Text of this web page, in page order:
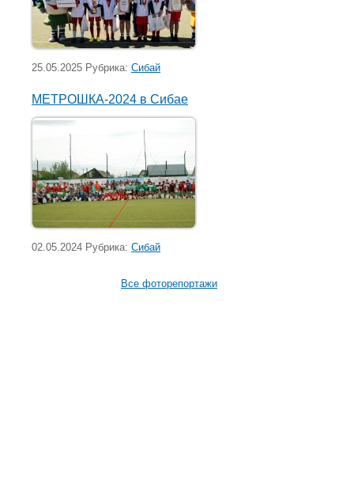
25.05.2025 Рубрика: Сибай
МЕТРОШКА-2024 в Сибае
02.05.2024 Рубрика: Сибай
Все фоторепортажи